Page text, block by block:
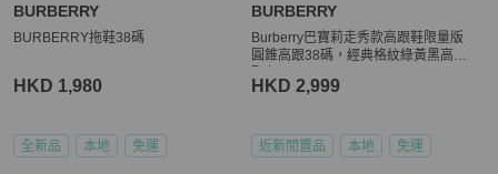
BURBERRY
BURBERRY拖鞋38碼
HKD 1,980
全新品 本地 免運
BURBERRY
Burberry巴寶莉走秀款高跟鞋限量版
圓錐高跟38碼，經典格紋綠黃黑高端
HKD 2,999
近新閒置品 本地 免運